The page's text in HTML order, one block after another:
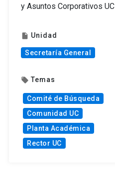
y Asuntos Corporativos UC
insert_drive_file Unidad
Secretaría General
local_offer Temas
Comité de Búsqueda
Comunidad UC
Planta Académica
Rector UC